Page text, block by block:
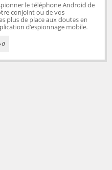
le téléphone Android de
conjoint ou de vos
plus de place aux doutes en
d’espionnage mobile.
0